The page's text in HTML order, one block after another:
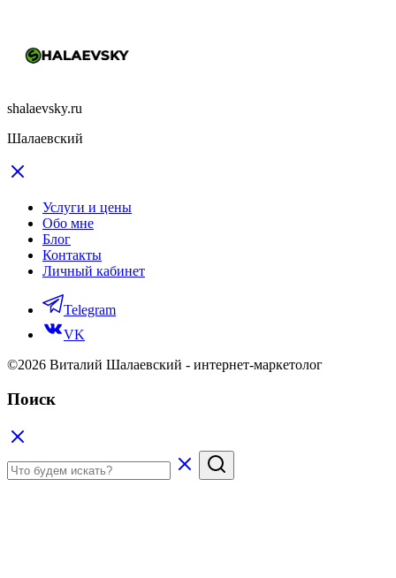
shalaevsky.ru
Шалаевский
Услуги и цены
Обо мне
Блог
Контакты
Личный кабинет
Telegram
VK
©2026 Виталий Шалаевский - интернет-маркетолог
Поиск